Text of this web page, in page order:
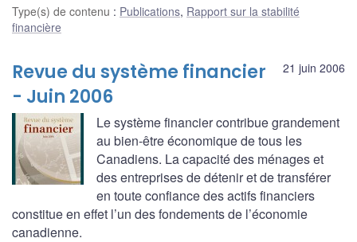
Type(s) de contenu : Publications, Rapport sur la stabilité
financière
21 juin 2006
Revue du système financier
- Juin 2006
Le système financier contribue grandement
au bien-être économique de tous les
Canadiens. La capacité des ménages et
des entreprises de détenir et de transférer
en toute confiance des actifs financiers
constitue en effet l’un des fondements de l’économie
canadienne.